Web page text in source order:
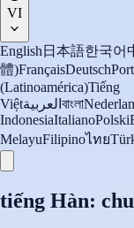
VI
English 日本語한국어
體)FrançaisDeutsch
(Latinoamérica)Tiếng
Việtالعربية বাংলা
IndonesiaItalianoPolski
MelayuFilipinoไทย
tiếng Hàn: